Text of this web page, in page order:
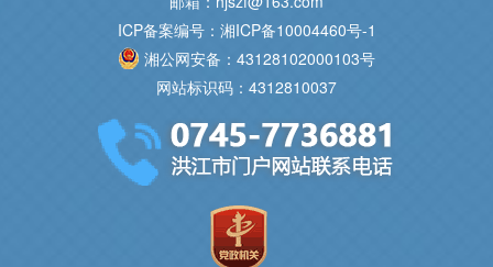
ICP备案编号：湘ICP备10004460号-1
湘公网安备：43128102000103号
网站标识码：4312810037